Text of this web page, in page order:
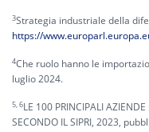
3Strategia industriale della
https://
4Che ruolo hanno le
luglio 2024.
5, 6LE 100 PRINCIPALI
SECONDO IL SIPRI, 2023,